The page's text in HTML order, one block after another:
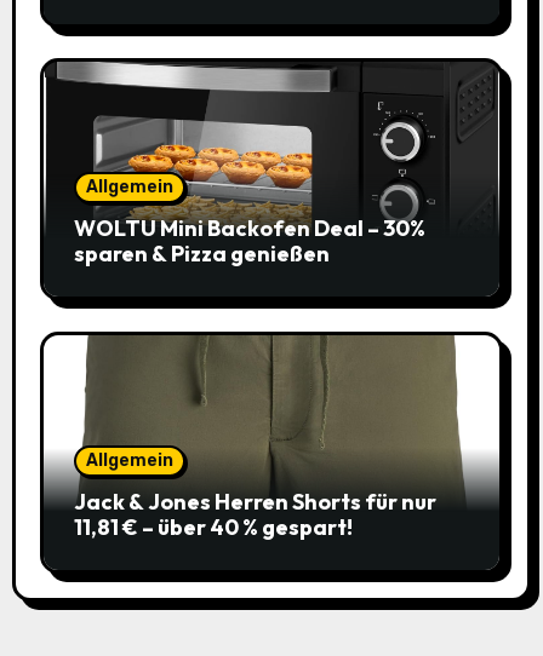
Allgemein
WOLTU Mini Backofen Deal – 30%
sparen & Pizza genießen
Allgemein
Jack & Jones Herren Shorts für nur
11,81 € – über 40 % gespart!